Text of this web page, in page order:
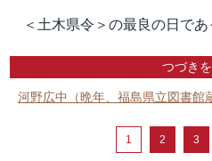
＜土木県令＞の最良の日であ
つづき
河野広中（晩年、福島県立図書館
1 2 3